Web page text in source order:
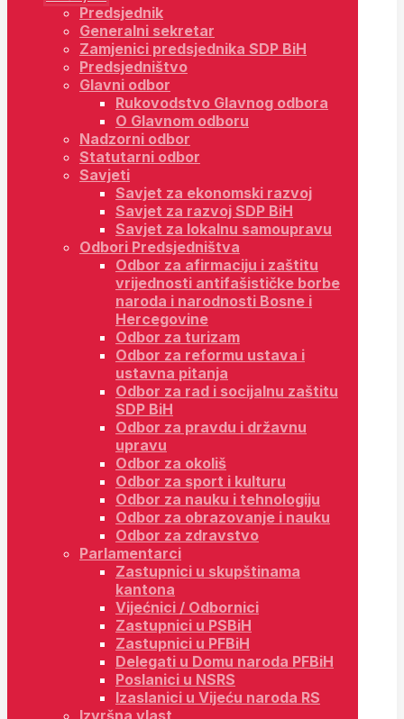
Predsjednik
Generalni sekretar
Zamjenici predsjednika SDP BiH
Predsjedništvo
Glavni odbor
Rukovodstvo Glavnog odbora
O Glavnom odboru
Nadzorni odbor
Statutarni odbor
Savjeti
Savjet za ekonomski razvoj
Savjet za razvoj SDP BiH
Savjet za lokalnu samoupravu
Odbori Predsjedništva
Odbor za afirmaciju i zaštitu
vrijednosti antifašističke borbe
naroda i narodnosti Bosne i
Hercegovine
Odbor za turizam
Odbor za reformu ustava i
ustavna pitanja
Odbor za rad i socijalnu zaštitu
SDP BiH
Odbor za pravdu i državnu
upravu
Odbor za okoliš
Odbor za sport i kulturu
Odbor za nauku i tehnologiju
Odbor za obrazovanje i nauku
Odbor za zdravstvo
Parlamentarci
Zastupnici u skupštinama
kantona
Vijećnici / Odbornici
Zastupnici u PSBiH
Zastupnici u PFBiH
Delegati u Domu naroda PFBiH
Poslanici u NSRS
Izaslanici u Vijeću naroda RS
Izvršna vlast